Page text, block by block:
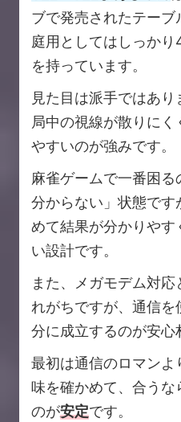
ブで発売されたテー
庭用としてはしっか
を持っています。
見た目は派手ではあ
局中の視線が散りに
やすいのが強みです。
麻雀ゲームで一番困
分からない」状態で
めて結果が分かりや
い設計です。
また、メガモデム対
れがちですが、通信
分に成立するのが安心
最初は通信のロマンよ
味を確かめて、合うな
のが安定です。